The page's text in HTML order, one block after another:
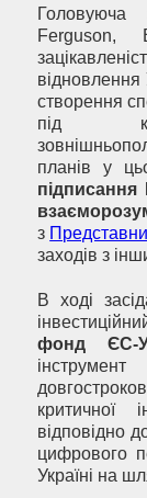
Головуюча
Ferguson,
відновлення
створення
під
планів у
з
заходів з
В ході
фонд ЄС-
критичної
відповідно
цифрового
Україні на